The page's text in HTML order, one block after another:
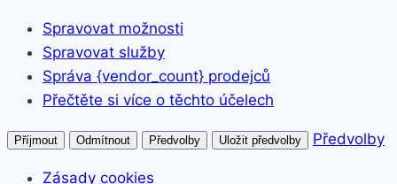
Spravovat možnosti
Spravovat služby
Správa {vendor_count} prodejců
Přečtěte si více o těchto účelech
Příjmout Odmítnout Předvolby Uložit předvolby Předvolby
Zásady cookies